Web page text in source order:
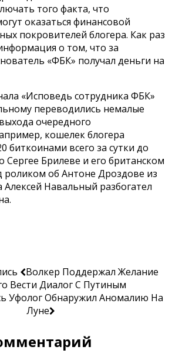
того факта, что
оказаться финансовой
покровителей блогера. Как раз
о том, что за
«ФБК» получал деньги на
«Исповедь сотрудника ФБК»
переводились немалые
очередного
кошелек блогера
биткоинами всего за сутки до
Сергее Брилеве и его британском
роликом об Антоне Дроздове из
Навальный разбогател
Волкер Поддержал Желание
Вести Диалог С Путиным
Уфолог Обнаружил Аномалию На
Луне